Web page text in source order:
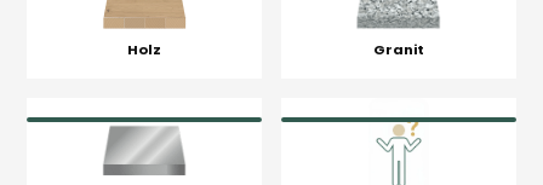
Holz Granit